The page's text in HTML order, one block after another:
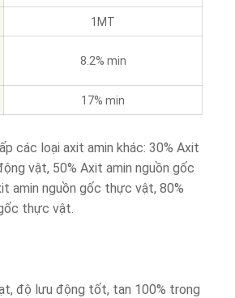
1MT
8.2% min
17% min
các loại axit amin khác: 30% Axit
vật, 50% Axit amin nguồn gốc
amin nguồn gốc thực vật, 80%
thực vật.
độ lưu động tốt, tan 100% trong